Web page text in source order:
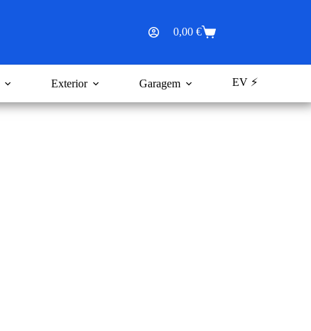
Carrinho
compras
0,00 €
Exterior Garagem EV ⚡